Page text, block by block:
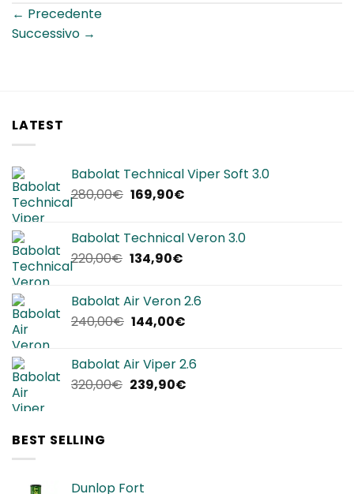
← Precedente
Successivo →
LATEST
Babolat Technical Viper Soft 3.0
280,00€ Il
era:
280,00€.
169,90€Il
è:
Babolat Technical Veron 3.0
220,00€ Il
era:
220,00€.
134,90€Il
è:
134,90€.
Babolat Air Veron 2.6
240,00€ Il
era:
240,00€.
144,00€Il
è:
144,00€.
Babolat Air Viper 2.6
320,00€ Il
239,90€Il
BEST SELLING
Dunlop Fort